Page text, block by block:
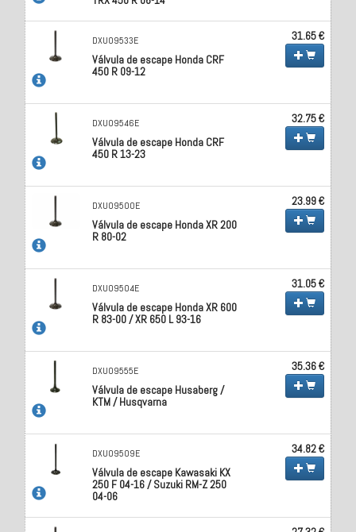
DXU09533E
Válvula de escape Honda CRF
450 R 09-12
31.65 €
DXU09546E
Válvula de escape Honda CRF
450 R 13-23
32.75 €
DXU09500E
Válvula de escape Honda XR 200
R 80-02
23.99 €
DXU09504E
Válvula de escape Honda XR 600
R 83-00 / XR 650 L 93-16
31.05 €
DXU09555E
Válvula de escape Husaberg /
KTM / Husqvarna
35.36 €
DXU09509E
Válvula de escape Kawasaki KX
250 F 04-16 / Suzuki RM-Z 250
04-06
34.82 €